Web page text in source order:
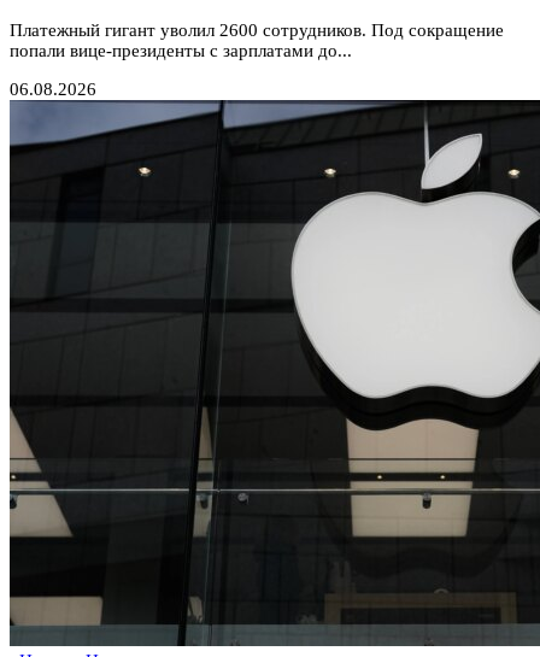
Платежный гигант уволил 2600 сотрудников. Под сокращение
попали вице-президенты с зарплатами до...
06.08.2026